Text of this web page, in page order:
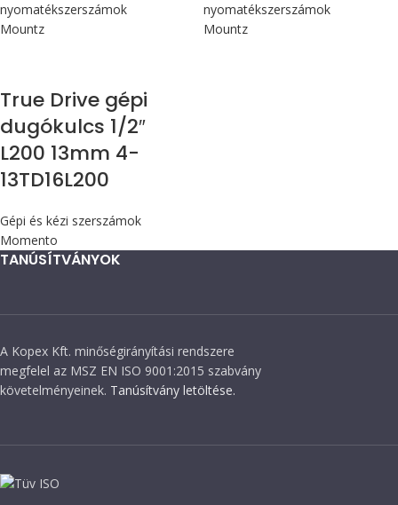
nyomatékszerszámok
Mountz
nyomatékszerszámok
Mountz
True Drive gépi
dugókulcs 1/2″
L200 13mm 4-
13TD16L200
Gépi és kézi szerszámok
Momento
TANÚSÍTVÁNYOK
A Kopex Kft. minőségirányítási rendszere
megfelel az MSZ EN ISO 9001:2015 szabvány
követelményeinek. Tanúsítvány letöltése.